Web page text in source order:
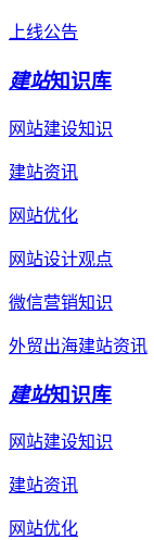
上线公告
建站知识库
网站建设知识
建站资讯
网站优化
网站设计观点
微信营销知识
外贸出海建站资讯
建站知识库
网站建设知识
建站资讯
网站优化